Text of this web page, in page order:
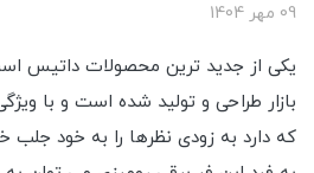
09 مهر 1404
یکی از جدید ترین محصولات داتیس
بازار طراحی و تولید شده است و با
که دارد به زودی نظرها را به خود جلب